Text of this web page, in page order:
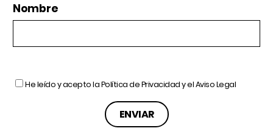
Nombre
He leído y acepto laPolítica de Privacidady elAviso Legal